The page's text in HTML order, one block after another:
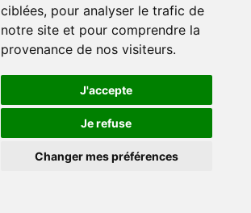
ciblées, pour analyser le trafic de
notre site et pour comprendre la
provenance de nos visiteurs.
J'accepte
Je refuse
Changer mes préférences